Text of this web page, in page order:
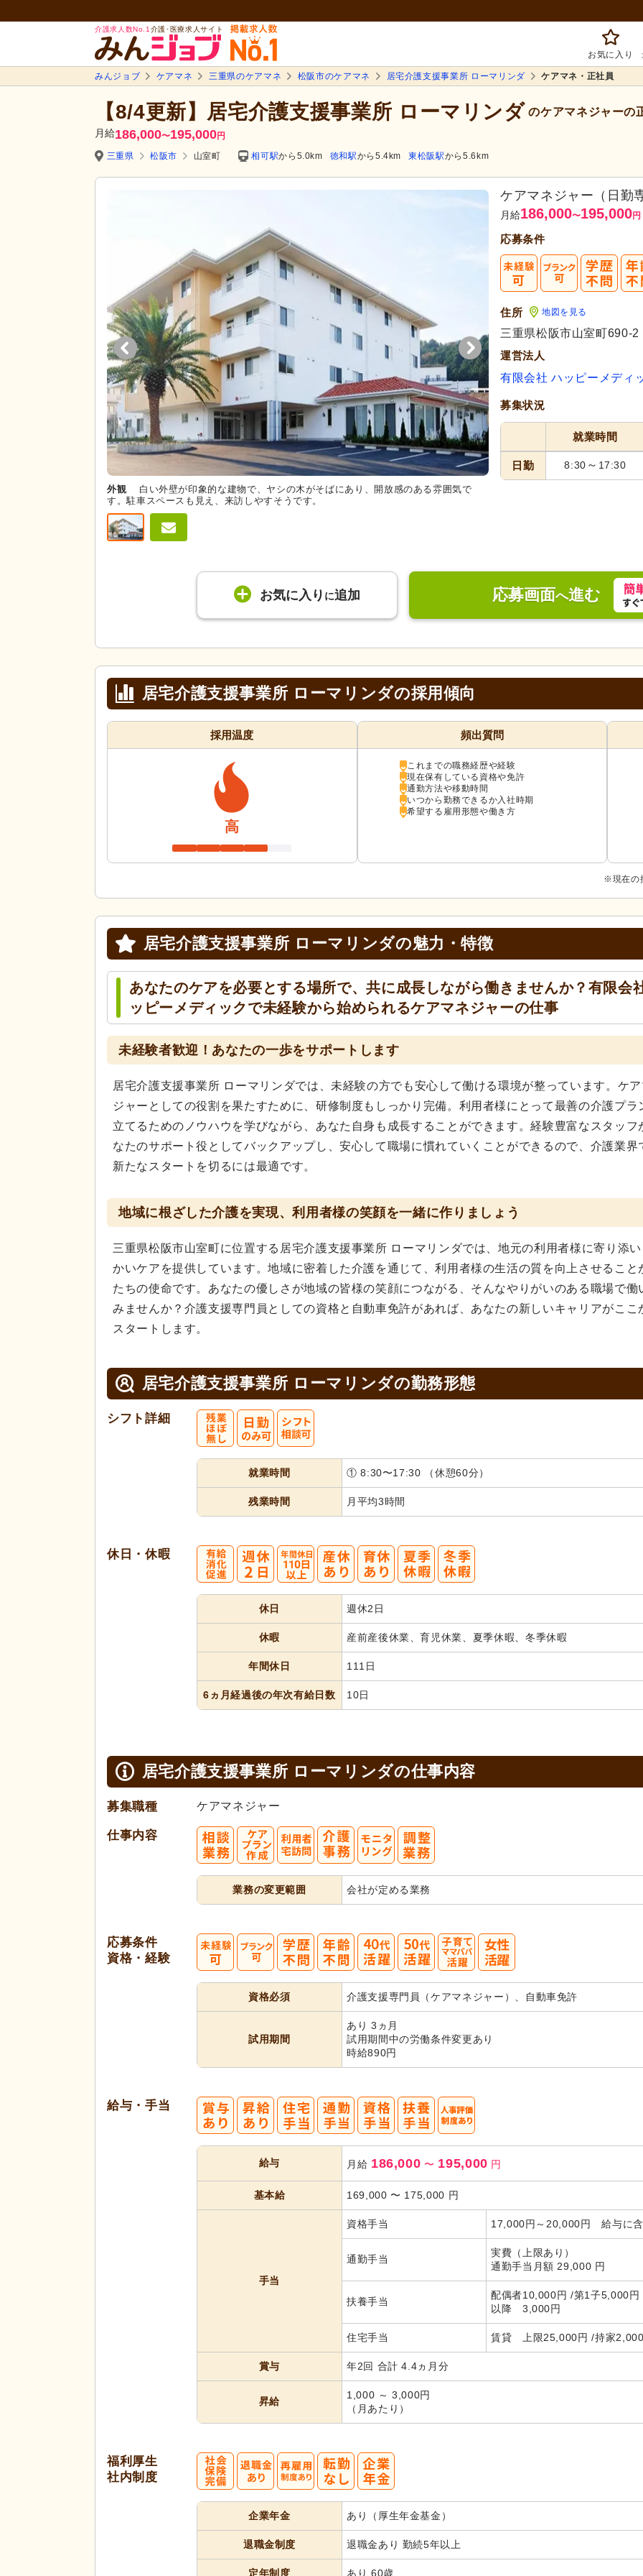
介護求人数No.1 介護･医療求人サイト
お気に入り
みんジョブ ケアマネ 三重県のケアマネ 松阪市のケアマネ 居宅介護支援事業所 ローマリンダ ケアマネ・正社員
【8/4更新】居宅介護支援事業所 ローマリンダ のケアマネジャーの
月給186,000〜195,000円
三重県 松阪市 山室町 相可駅から5.0km 徳和駅から5.4km 東松阪駅から5.6km
外観
白い外壁が印象的な建物で、ヤシの木がそばにあり、開放感のある雰囲気で
す。駐車スペースも見え、来訪しやすそうです。
まずは応
ケアマネジャー（日勤
月給186,000〜195,000円
応募条件
住所 地図を見る
三重県松阪市山室町690-2
運営法人
有限会社 ハッピーメディ
募集状況
就業時間
日勤 8:30 ～ 17:30
お気に入り に追加 応募画面へ進む
居宅介護支援事業所 ローマリンダの採用傾向
採用温度
高
頻出質問
これまでの職務経歴や経験
現在保有している資格や免許
通勤方法や移動時間
いつから勤務できるか入社時期
希望する雇用形態や働き方
※現在の
居宅介護支援事業所 ローマリンダの魅力・特徴
あなたのケアを必要とする場所で、共に成長しながら働きませんか？有限会
ッピーメディックで未経験から始められるケアマネジャーの仕事
未経験者歓迎！あなたの一歩をサポートします
居宅介護支援事業所 ローマリンダでは、未経験の方でも安心して働ける環境が整っています。ケア
ジャーとしての役割を果たすために、研修制度もしっかり完備。利用者様にとって最善の介護プラ
立てるためのノウハウを学びながら、あなた自身も成長することができます。経験豊富なスタッフ
なたのサポート役としてバックアップし、安心して職場に慣れていくことができるので、介護業界
新たなスタートを切るには最適です。
地域に根ざした介護を実現、利用者様の笑顔を一緒に作りましょう
三重県松阪市山室町に位置する居宅介護支援事業所 ローマリンダでは、地元の利用者様に寄り添い
かいケアを提供しています。地域に密着した介護を通じて、利用者様の生活の質を向上させること
たちの使命です。あなたの優しさが地域の皆様の笑顔につながる、そんなやりがいのある職場で働
みませんか？介護支援専門員としての資格と自動車免許があれば、あなたの新しいキャリアがここ
スタートします。
居宅介護支援事業所 ローマリンダの勤務形態
シフト詳細
就業時間 ① 8:30〜17:30 （休憩60分）
残業時間 月平均3時間
休日・休暇
休日 週休2日
休暇 産前産後休業、育児休業、夏季休暇、冬季休暇
年間休日 111日
6ヵ月経過後の年次有給日数 10日
居宅介護支援事業所 ローマリンダの仕事内容
募集職種 ケアマネジャー
仕事内容
業務の変更範囲 会社が定める業務
応募条件
資格・経験
資格必須 介護支援専門員（ケアマネジャー）、自動車免許
試用期間
あり 3ヵ月
試用期間中の労働条件変更あり
時給890円
給与・手当
給与 月給 186,000 〜 195,000 円
基本給 169,000 〜 175,000 円
手当
資格手当 17,000円～20,000円 給与に
通勤手当
実費（上限あり）
通勤手当月額 29,000 円
扶養手当
配偶者10,000円 /第1子5,000円
以降 3,000円
住宅手当 賃貸 上限25,000円 /持家2,000
賞与 年2回 合計 4.4ヵ月分
昇給
1,000 ～ 3,000円
（月あたり）
福利厚生
社内制度
企業年金 あり（厚生年金基金）
退職金制度 退職金あり 勤続5年以上
定年制度 あり 60歳